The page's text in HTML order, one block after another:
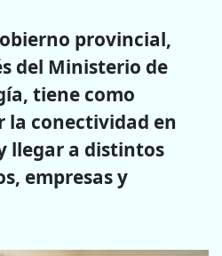
provincial,
del Ministerio de
tiene como
conectividad en
llegar a distintos
empresas y